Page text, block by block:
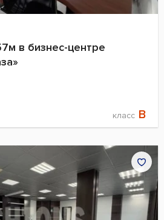
в бизнес-центре
класс B